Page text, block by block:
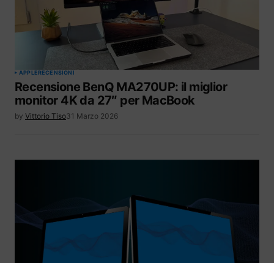
APPLERECENSIONI
Recensione BenQ MA270UP: il miglior
monitor 4K da 27″ per MacBook
by Vittorio Tiso31 Marzo 2026